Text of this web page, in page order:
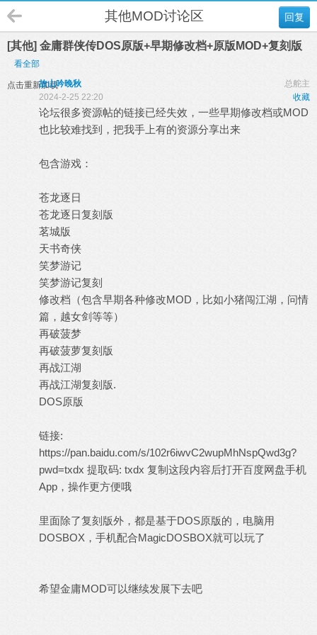
回复
其他MOD讨论区
[其他] 金庸群侠传DOS原版+早期修改档+原版MOD+复刻版
看全部
点击重新加载 总舵主
故山吟晚秋
收藏
2024-2-25 22:20
论坛很多资源帖的链接已经失效，一些早期修改档或MOD
也比较难找到，把我手上有的资源分享出来
包含游戏：
苍龙逐日
苍龙逐日复刻版
茗城版
天书奇侠
笑梦游记
笑梦游记复刻
修改档（包含早期各种修改MOD，比如小猪闯江湖，问情
篇，越女剑等等）
再破菠梦
再破菠萝复刻版
再战江湖
再战江湖复刻版.
DOS原版
链接:
https://pan.baidu.com/s/102r6iwvC2wupMhNspQwd3g?
pwd=txdx 提取码: txdx 复制这段内容后打开百度网盘手机
App，操作更方便哦
里面除了复刻版外，都是基于DOS原版的，电脑用
DOSBOX，手机配合MagicDOSBOX就可以玩了
希望金庸MOD可以继续发展下去吧